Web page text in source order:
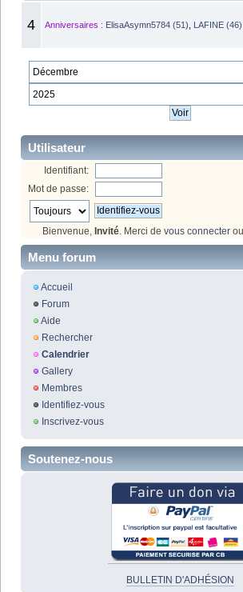
4 Anniversaires : ElisaAsymn5784 (51) LAFINE (46)
Utilisateur
Identifiant:
Mot de passe:
Bienvenue, Invité. Merci de vous connecter
Menu forum
Accueil
Forum
Aide
Rechercher
Calendrier
Gallery
Membres
Identifiez-vous
Inscrivez-vous
Soutenez-nous
BULLETIN D'ADHÉSION